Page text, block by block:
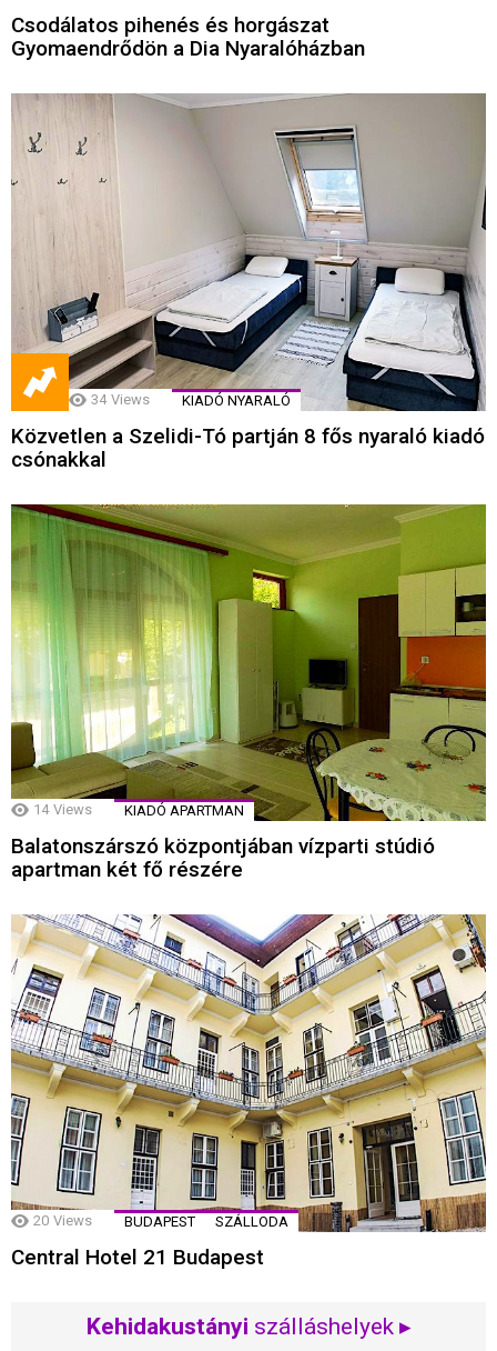
Csodálatos pihenés és horgászat
Gyomaendrődön a Dia Nyaralóházban
34 Views KIADÓ NYARALÓ
Közvetlen a Szelidi-Tó partján 8 fős nyaraló kiadó
csónakkal
14 Views KIADÓ APARTMAN
Balatonszárszó központjában vízparti stúdió
apartman két fő részére
20 Views BUDAPEST SZÁLLODA
Central Hotel 21 Budapest
Kehidakustányi szálláshelyek ▸